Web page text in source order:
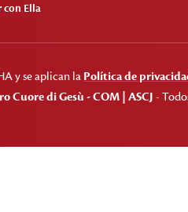
con Ella
y se aplican la Política de
Cuore di Gesù - COM | ASCJ -